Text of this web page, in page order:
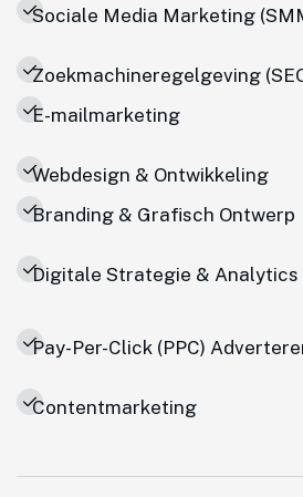
Sociale Media Marketing
Zoekmachineregelgeving
E-mailmarketing
Webdesign & Ontwikkeling
Branding & Grafisch Ontwerp
Digitale Strategie & Analytics
Pay-Per-Click (PPC)
Contentmarketing